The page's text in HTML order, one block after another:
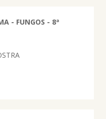
- FUNGOS - 8ª